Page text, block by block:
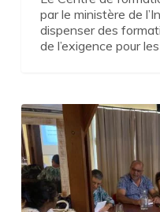
par le ministère de
dispenser des
de l’exigence pour
Echos
des
rencontres
et
formations
de
la